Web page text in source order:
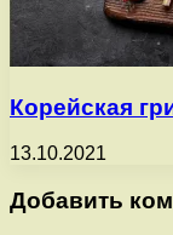
Корейская
13.10.2021
Добавить